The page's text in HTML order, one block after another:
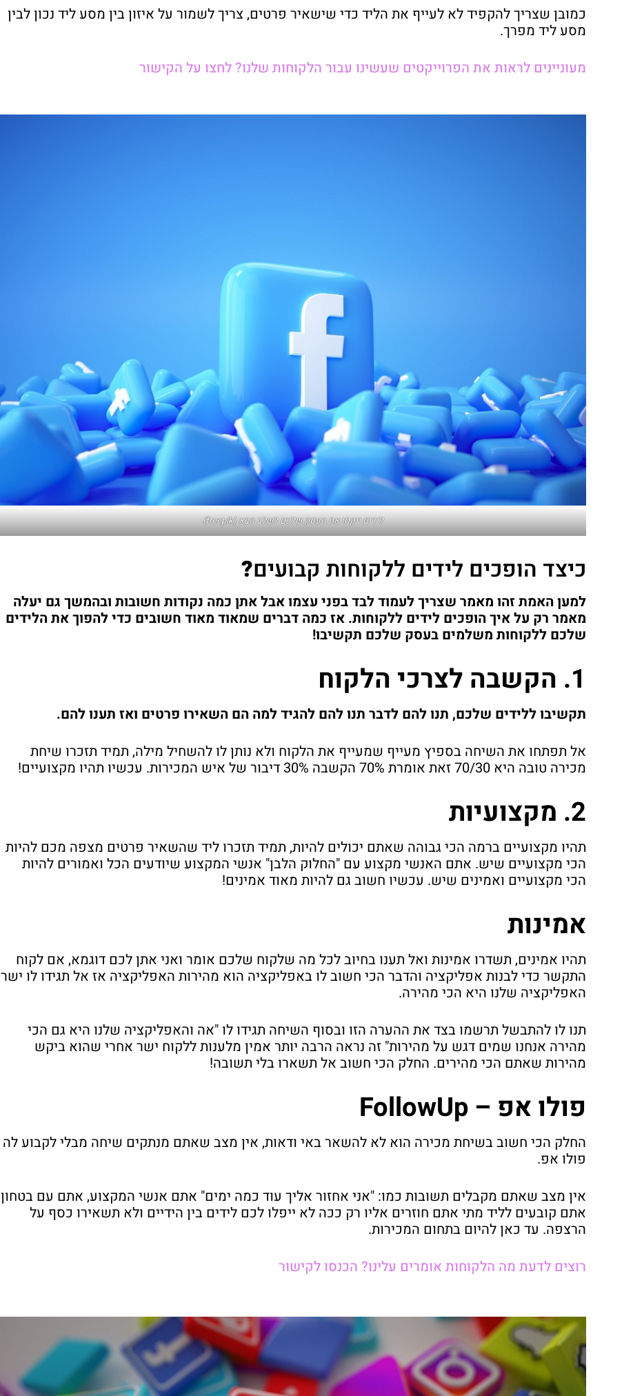
כמובן שצריך להקפיד לא לעייף את הליד כדי שישאיר פרטים, צריך לשמור על איזון בין מסע ליד נכון לבין
מסע ליד מפרך.
מעוניינים לראות את הפרוייקטים שעשינו עבור הלקוחות שלנו? לחצו על הקישור
לידים ייקחו את העסק שלכם לשלב הבא (freepik)
כיצד הופכים לידים ללקוחות קבועים?
למען האמת זהו מאמר שצריך לעמוד לבד בפני עצמו אבל אתן כמה נקודות חשובות ובהמשך גם יעלה
מאמר רק על איך הופכים לידים ללקוחות. אז כמה דברים שמאוד מאוד חשובים כדי להפוך את הלידים
שלכם ללקוחות משלמים בעסק שלכם תקשיבו!
1. הקשבה לצרכי הלקוח
תקשיבו ללידים שלכם, תנו להם לדבר תנו להם להגיד למה הם השאירו פרטים ואז תענו להם.
אל תפתחו את השיחה בספיץ מעייף שמעייף את הלקוח ולא נותן לו להשחיל מילה, תמיד תזכרו שיחת
מכירה טובה היא 70/30 זאת אומרת 70% הקשבה 30% דיבור של איש המכירות. עכשיו תהיו מקצועיים!
2. מקצועיות
תהיו מקצועיים ברמה הכי גבוהה שאתם יכולים להיות, תמיד תזכרו ליד שהשאיר פרטים מצפה מכם להיות
הכי מקצועיים שיש. אתם האנשי מקצוע עם "החלוק הלבן" אנשי המקצוע שיודעים הכל ואמורים להיות
הכי מקצועיים ואמינים שיש. עכשיו חשוב גם להיות מאוד אמינים!
אמינות
תהיו אמינים, תשדרו אמינות ואל תענו בחיוב לכל מה שלקוח שלכם אומר ואני אתן לכם דוגמא, אם לקוח
התקשר כדי לבנות אפליקציה והדבר הכי חשוב לו באפליקציה הוא מהירות האפליקציה אז אל תגידו לו ישר
האפליקציה שלנו היא הכי מהירה.
תנו לו להתבשל תרשמו בצד את ההערה הזו ובסוף השיחה תגידו לו "אה והאפליקציה שלנו היא גם הכי
מהירה אנחנו שמים דגש על מהירות" זה נראה הרבה יותר אמין מלענות ללקוח ישר אחרי שהוא ביקש
מהירות שאתם הכי מהירים. החלק הכי חשוב אל תשארו בלי תשובה!
פולו אפ – FollowUp
החלק הכי חשוב בשיחת מכירה הוא לא להשאר באי ודאות, אין מצב שאתם מנתקים שיחה מבלי לקבוע לה
פולו אפ.
אין מצב שאתם מקבלים תשובות כמו: "אני אחזור אליך עוד כמה ימים" אתם אנשי המקצוע, אתם עם בטחון
אתם קובעים לליד מתי אתם חוזרים אליו רק ככה לא ייפלו לכם לידים בין הידיים ולא תשאירו כסף על
הרצפה. עד כאן להיום בתחום המכירות.
רוצים לדעת מה הלקוחות אומרים עלינו? הכנסו לקישור